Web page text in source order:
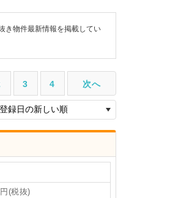
き物件最新情報を掲載してい
3 4 次へ
(税抜)